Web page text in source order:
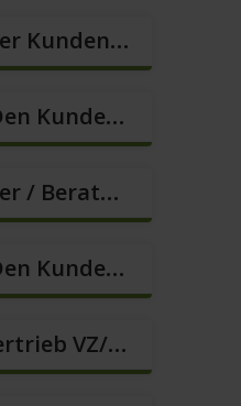
Quereinsteiger Kundenberatung Im Außendienst (m/w/d)
Berater Für Den Kundenservice In VZ/TZ (m/w/d)
Quereinsteiger / Berater Im Vertrieb (m/w/d)
Berater Für Den Kundenservice Gesucht (m/w/d)
Berater Im Vertrieb VZ/TZ (m/w/d)